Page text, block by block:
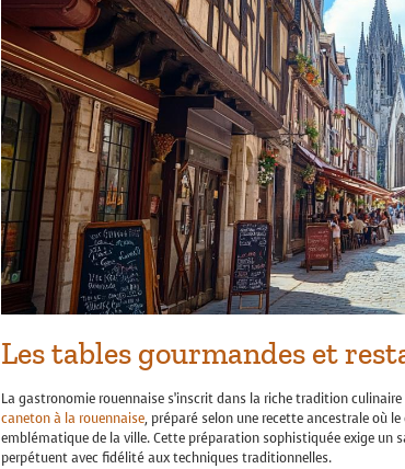
Les tables gourmandes et
La gastronomie rouennaise s’inscrit dans la riche tradition
caneton à la rouennaise, préparé selon une recette ancestrale où
emblématique de la ville. Cette préparation sophistiquée exige un
perpétuent avec fidélité aux techniques traditionnelles.